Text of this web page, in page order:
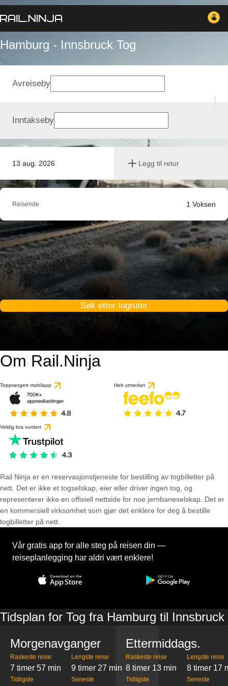
Hamburg - Innsbruck Tog
13 aug. 2026 Legg til retur
Avreiseby
Inntakseby
Reisende 1 Voksen
Søk etter togruter
Om Rail.Ninja
Topprangert mobilapp Helt utmerket
Veldig bra vurdert
Rail Ninja er en reservasjons­tjeneste for bestilling av togbilletter på
nett. Det er ikke et togselskap, eier eller driver ingen tog, og
representerer ikke en offisiell nettside for noe jernbaneselskap. Det er
en kommersiell virksomhet som gjør det enklere for deg å bestille
togbilletter på nett.
Vår gratis app for alle steg på reisen din —
reiseplanlegging har aldri vært enklere!
Tidsplan for Tog fra Hamburg til Innsbruck
Morgenavganger
Raskeste reise
7 timer 57 min
Lengste reise
9 timer 27 min
Tidligste Seneste
Ettermiddags.
Raskeste reise
8 timer 13 min
Lengste reise
8 timer 17
Tidligste Seneste